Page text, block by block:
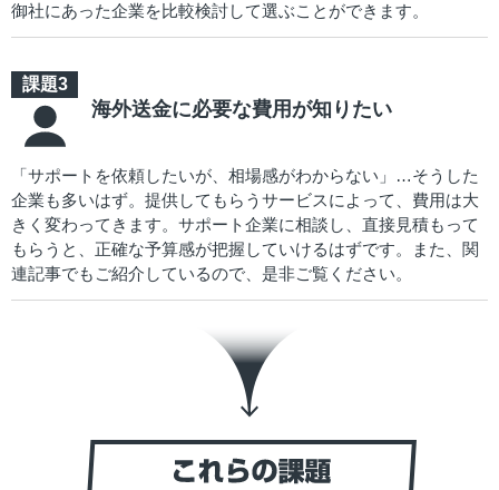
御社にあった企業を比較検討して選ぶことができます。
海外送金に必要な費用が知りたい
「サポートを依頼したいが、相場感がわからない」…そうした
企業も多いはず。提供してもらうサービスによって、費用は大
きく変わってきます。サポート企業に相談し、直接見積もって
もらうと、正確な予算感が把握していけるはずです。また、関
連記事でもご紹介しているので、是非ご覧ください。